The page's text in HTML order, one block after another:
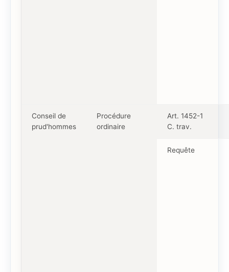
Conseil de
prud'hommes
Procédure
ordinaire
Art. 1452-1
C. trav.
Requête